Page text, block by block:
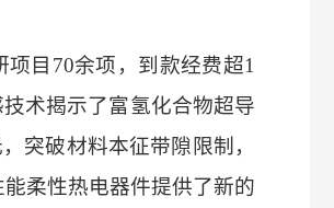
项目 70余项，到款经费超1
术揭示了富氢化合物超导
突破材料本征带隙限制，
能柔性热电器件提供了新的